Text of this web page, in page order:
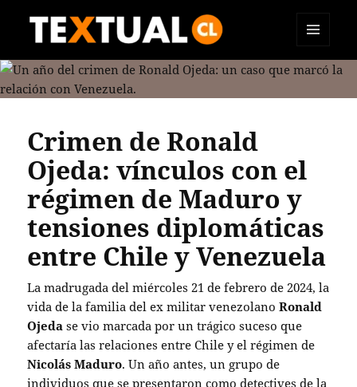
TEXTUAL
Y
Crimen de Ronald
Ojeda: vínculos con el
régimen de Maduro y
tensiones diplomáticas
entre Chile y Venezuela
La madrugada del miércoles 21 de febrero de 2024, la
vida de la familia del ex militar venezolanoRonald
Ojeda se vio marcada por un trágico suceso que
afectaría las relaciones entre Chile y el régimen de
Nicolás Maduro. Un año antes, un grupo de
individuos que se presentaron como detectives de la